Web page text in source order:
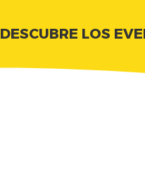
DESCUBRE LOS